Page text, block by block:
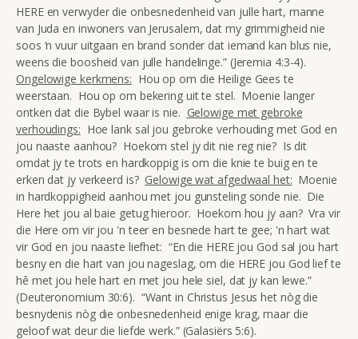
HERE en verwyder die onbesnedenheid van julle hart, manne
van Juda en inwoners van Jerusalem, dat my grimmigheid nie
soos ‘n vuur uitgaan en brand sonder dat iemand kan blus nie,
weens die boosheid van julle handelinge.” (Jeremia 4:3-4).
Ongelowige kerkmens: Hou op om die Heilige Gees te
weerstaan. Hou op om bekering uit te stel. Moenie langer
ontken dat die Bybel waar is nie. Gelowige met gebroke
verhoudings: Hoe lank sal jou gebroke verhouding met God en
jou naaste aanhou? Hoekom stel jy dit nie reg nie? Is dit
omdat jy te trots en hardkoppig is om die knie te buig en te
erken dat jy verkeerd is? Gelowige wat afgedwaal het: Moenie
in hardkoppigheid aanhou met jou gunsteling sonde nie. Die
Here het jou al baie getug hieroor. Hoekom hou jy aan? Vra vir
die Here om vir jou 'n teer en besnede hart te gee; 'n hart wat
vir God en jou naaste liefhet: “En die HERE jou God sal jou hart
besny en die hart van jou nageslag, om die HERE jou God lief te
hê met jou hele hart en met jou hele siel, dat jy kan lewe.”
(Deuteronomium 30:6). “Want in Christus Jesus het nòg die
besnydenis nòg die onbesnedenheid enige krag, maar die
geloof wat deur die liefde werk.” (Galasiërs 5:6).